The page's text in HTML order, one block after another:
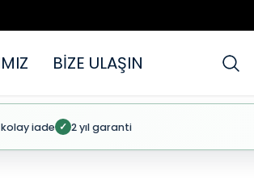
BİZE ULAŞIN
kolay iade ✓ 2 yıl garanti